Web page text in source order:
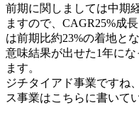
前期に関しましては中期
ますので、CAGR25%成
は前期比約23%の着地と
意味結果が出せた1年に
ます。
ジチタイアド事業ですね
ス事業はこちらに書いて